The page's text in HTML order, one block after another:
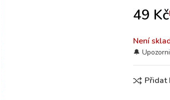
49 Kč
Není
Přidat